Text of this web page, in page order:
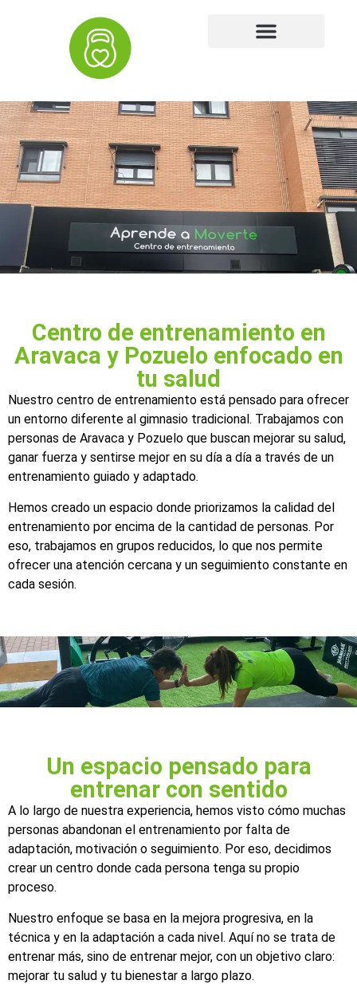
Centro de entrenamiento en
Aravaca y Pozuelo enfocado en
tu salud
Nuestro centro de entrenamiento está pensado para ofrecer
un entorno diferente al gimnasio tradicional. Trabajamos con
personas de Aravaca y Pozuelo que buscan mejorar su salud,
ganar fuerza y sentirse mejor en su día a día a través de un
entrenamiento guiado y adaptado.
Hemos creado un espacio donde priorizamos la calidad del
entrenamiento por encima de la cantidad de personas. Por
eso, trabajamos en grupos reducidos, lo que nos permite
ofrecer una atención cercana y un seguimiento constante en
cada sesión.
Un espacio pensado para
entrenar con sentido
A lo largo de nuestra experiencia, hemos visto cómo muchas
personas abandonan el entrenamiento por falta de
adaptación, motivación o seguimiento. Por eso, decidimos
crear un centro donde cada persona tenga su propio
proceso.
Nuestro enfoque se basa en la mejora progresiva, en la
técnica y en la adaptación a cada nivel. Aquí no se trata de
entrenar más, sino de entrenar mejor, con un objetivo claro:
mejorar tu salud y tu bienestar a largo plazo.